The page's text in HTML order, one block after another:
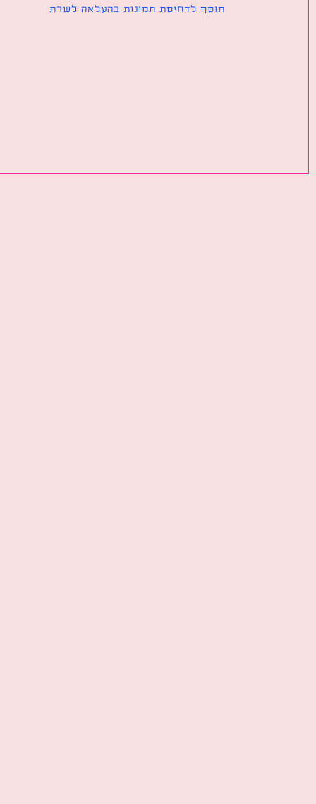
תוסף לדחיסת תמונות בהעלאה לשרת